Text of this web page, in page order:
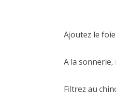
Ajoutez le
A la sonnerie,
Filtrez au